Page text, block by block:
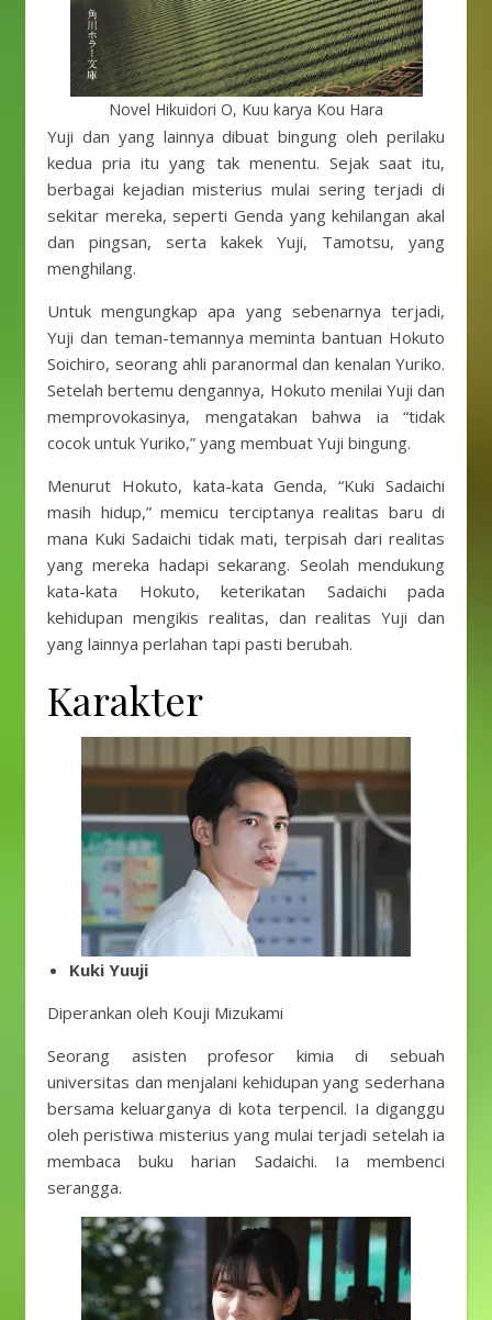
Novel Hikuidori O, Kuu karya Kou Hara
Yuji dan yang lainnya dibuat bingung oleh perilaku
kedua pria itu yang tak menentu. Sejak saat itu,
berbagai kejadian misterius mulai sering terjadi di
sekitar mereka, seperti Genda yang kehilangan akal
dan pingsan, serta kakek Yuji, Tamotsu, yang
menghilang.
Untuk mengungkap apa yang sebenarnya terjadi,
Yuji dan teman-temannya meminta bantuan Hokuto
Soichiro, seorang ahli paranormal dan kenalan Yuriko.
Setelah bertemu dengannya, Hokuto menilai Yuji dan
memprovokasinya, mengatakan bahwa ia “tidak
cocok untuk Yuriko,” yang membuat Yuji bingung.
Menurut Hokuto, kata-kata Genda, “Kuki Sadaichi
masih hidup,” memicu terciptanya realitas baru di
mana Kuki Sadaichi tidak mati, terpisah dari realitas
yang mereka hadapi sekarang. Seolah mendukung
kata-kata Hokuto, keterikatan Sadaichi pada
kehidupan mengikis realitas, dan realitas Yuji dan
yang lainnya perlahan tapi pasti berubah.
Karakter
Kuki Yuuji
Diperankan oleh Kouji Mizukami
Seorang asisten profesor kimia di sebuah
universitas dan menjalani kehidupan yang sederhana
bersama keluarganya di kota terpencil. Ia diganggu
oleh peristiwa misterius yang mulai terjadi setelah ia
membaca buku harian Sadaichi. Ia membenci
serangga.